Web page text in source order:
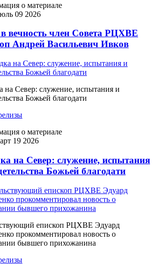
о материале
09 2026
вечность член Совета РЦХВЕ
Андрей Васильевич Ивков
на Север: служение, испытания и
Божьей благодати
о материале
19 2026
на Север: служение, испытания
Божьей благодати
епископ РЦХВЕ Эдуард
прокомментировал новость о
бывшего прихожанина